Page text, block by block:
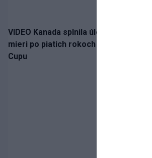
VIDEO Kanada splnila úlohu!
mieri po piatich rokoch do semifinále
Cupu